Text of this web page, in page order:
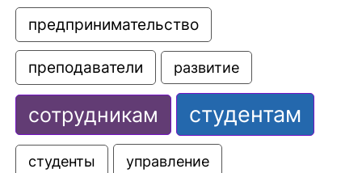
предпринимательство
преподаватели развитие
сотрудникам студентам
студенты управление